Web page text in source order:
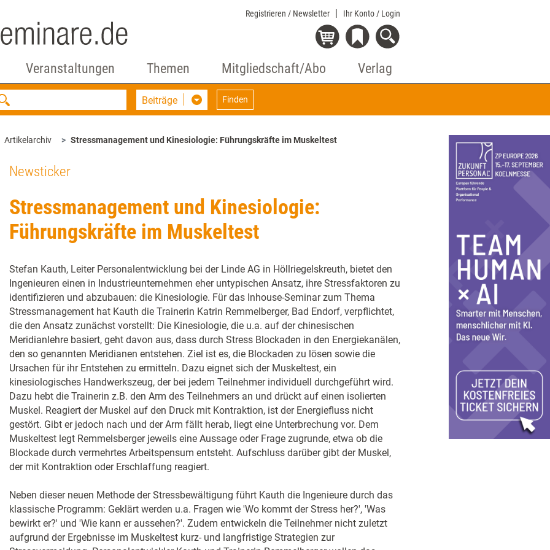
Registrieren / Newsletter Ihr Konto / Login
Veranstaltungen Themen Mitgliedschaft/Abo Verlag
Beiträge Finden
Artikelarchiv Stressmanagement und Kinesiologie: Führungskräfte im Muskeltest
Newsticker
Stressmanagement und Kinesiologie:
Führungskräfte im Muskeltest
Stefan Kauth, Leiter Personalentwicklung bei der Linde AG in Höllriegelskreuth, bietet den
Ingenieuren einen in Industrieunternehmen eher untypischen Ansatz, ihre Stressfaktoren zu
identifizieren und abzubauen: die Kinesiologie. Für das Inhouse-Seminar zum Thema
Stressmanagement hat Kauth die Trainerin Katrin Remmelberger, Bad Endorf, verpflichtet,
die den Ansatz zunächst vorstellt: Die Kinesiologie, die u.a. auf der chinesischen
Meridianlehre basiert, geht davon aus, dass durch Stress Blockaden in den Energiekanälen,
den so genannten Meridianen entstehen. Ziel ist es, die Blockaden zu lösen sowie die
Ursachen für ihr Entstehen zu ermitteln. Dazu eignet sich der Muskeltest, ein
kinesiologisches Handwerkszeug, der bei jedem Teilnehmer individuell durchgeführt wird.
Dazu hebt die Trainerin z.B. den Arm des Teilnehmers an und drückt auf einen isolierten
Muskel. Reagiert der Muskel auf den Druck mit Kontraktion, ist der Energiefluss nicht
gestört. Gibt er jedoch nach und der Arm fällt herab, liegt eine Unterbrechung vor. Dem
Muskeltest legt Remmelsberger jeweils eine Aussage oder Frage zugrunde, etwa ob die
Blockade durch vermehrtes Arbeitspensum entsteht. Aufschluss darüber gibt der Muskel,
der mit Kontraktion oder Erschlaffung reagiert.
Neben dieser neuen Methode der Stressbewältigung führt Kauth die Ingenieure durch das
klassische Programm: Geklärt werden u.a. Fragen wie 'Wo kommt der Stress her?', 'Was
bewirkt er?' und 'Wie kann er aussehen?'. Zudem entwickeln die Teilnehmer nicht zuletzt
aufgrund der Ergebnisse im Muskeltest kurz- und langfristige Strategien zur